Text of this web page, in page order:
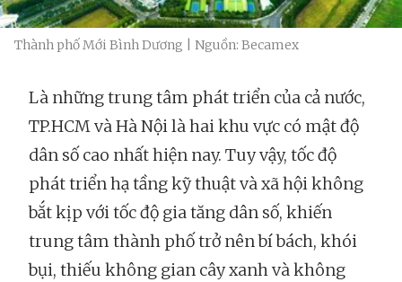
Thành phố Mới Bình Dương | Nguồn: Becamex
Là những trung tâm phát triển của cả nước,
TP.HCM và Hà Nội là hai khu vực có mật độ
dân số cao nhất hiện nay. Tuy vậy, tốc độ
phát triển hạ tầng kỹ thuật và xã hội không
bắt kịp với tốc độ gia tăng dân số, khiến
trung tâm thành phố trở nên bí bách, khói
bụi, thiếu không gian cây xanh và không